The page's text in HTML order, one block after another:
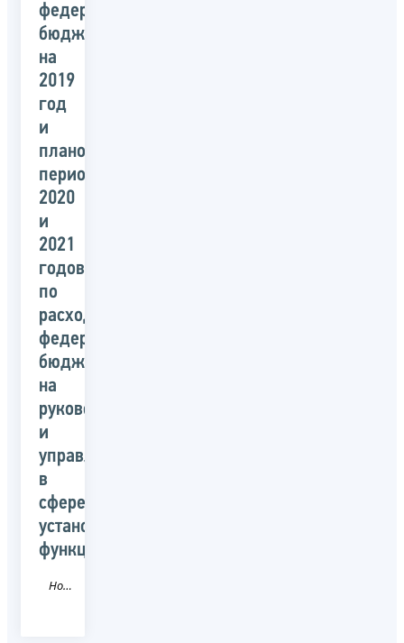
федеральном
бюджете
на
2019
год
и
плановый
период
2020
и
2021
годов
по
расходам
федерального
бюджета
на
руководство
и
управление
в
сфере
установленных
функций
Новость